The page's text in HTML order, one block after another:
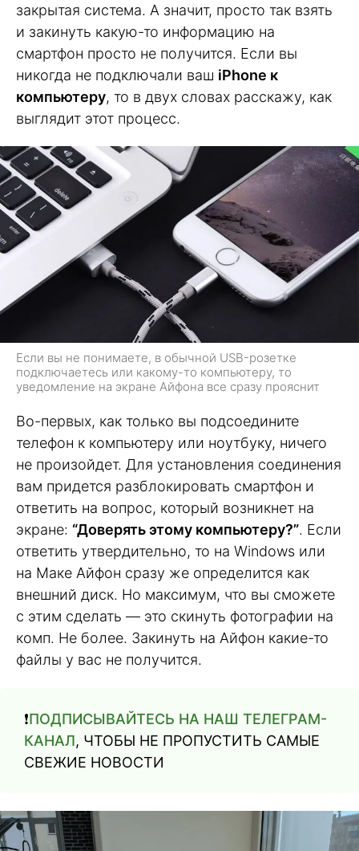
закрытая система. А значит, просто так взять
и закинуть какую-то информацию на
смартфон просто не получится. Если вы
никогда не подключали ваш iPhone к
компьютеру, то в двух словах расскажу, как
выглядит этот процесс.
Если вы не понимаете, в обычной USB-розетке
подключаетесь или какому-то компьютеру, то
уведомление на экране Айфона все сразу прояснит
Во-первых, как только вы подсоедините
телефон к компьютеру или ноутбуку, ничего
не произойдет. Для установления соединения
вам придется разблокировать смартфон и
ответить на вопрос, который возникнет на
экране: “Доверять этому компьютеру?”. Если
ответить утвердительно, то на Windows или
на Маке Айфон сразу же определится как
внешний диск. Но максимум, что вы сможете
с этим сделать — это скинуть фотографии на
комп. Не более. Закинуть на Айфон какие-то
файлы у вас не получится.
❗️ПОДПИСЫВАЙТЕСЬ НА НАШ ТЕЛЕГРАМ-
КАНАЛ, ЧТОБЫ НЕ ПРОПУСТИТЬ САМЫЕ
СВЕЖИЕ НОВОСТИ